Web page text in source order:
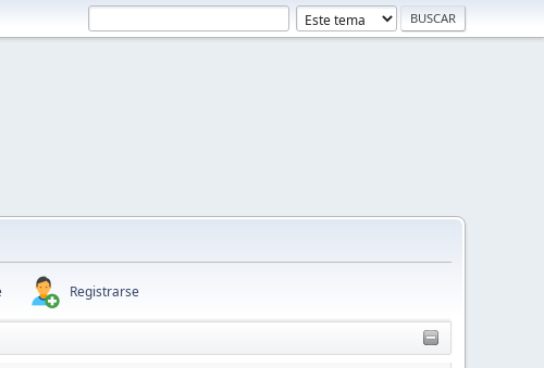
Registrarse